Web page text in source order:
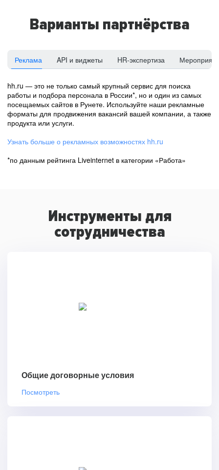
Варианты партнёрства
Реклама API и виджеты HR-экспертиза
hh.ru — это не только самый крупный сервис для поиска
работы и подбора персонала в России*, но и один из самых
посещаемых сайтов в Рунете. Используйте наши рекламные
форматы для продвижения вакансий вашей компании, а также
продукта или услуги.
Узнать больше о рекламных возможностях hh.ru
*по данным рейтинга Liveinternet в категории «Работа»
Инструменты для
сотрудничества
Общие договорные условия
Посмотреть